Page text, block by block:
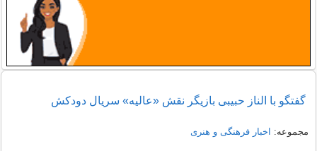
گفتگو با الناز حبیبی بازیگر نقش «عالیه» سریال دودکش
مجموعه: اخبار فرهنگی و هنری